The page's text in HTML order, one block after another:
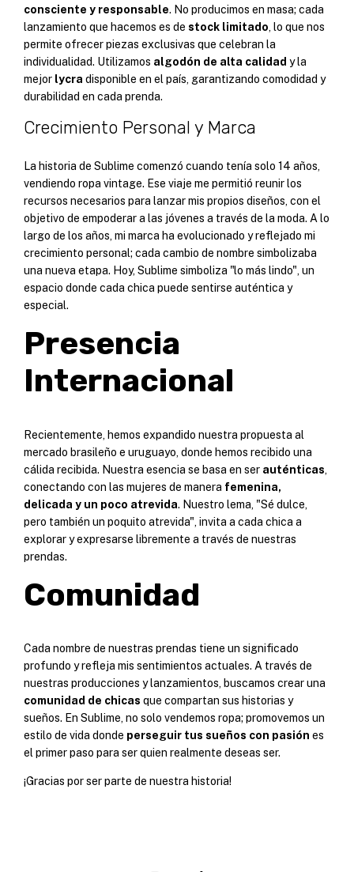
consciente y responsable. No producimos en masa; cada
lanzamiento que hacemos es de stock limitado, lo que nos
permite ofrecer piezas exclusivas que celebran la
individualidad. Utilizamos algodón de alta calidad y la
mejor lycra disponible en el país, garantizando comodidad y
durabilidad en cada prenda.
Crecimiento Personal y Marca
La historia de Sublime comenzó cuando tenía solo 14 años,
vendiendo ropa vintage. Ese viaje me permitió reunir los
recursos necesarios para lanzar mis propios diseños, con el
objetivo de empoderar a las jóvenes a través de la moda. A lo
largo de los años, mi marca ha evolucionado y reflejado mi
crecimiento personal; cada cambio de nombre simbolizaba
una nueva etapa. Hoy, Sublime simboliza "lo más lindo", un
espacio donde cada chica puede sentirse auténtica y
especial.
Presencia
Internacional
Recientemente, hemos expandido nuestra propuesta al
mercado brasileño e uruguayo, donde hemos recibido una
cálida recibida. Nuestra esencia se basa en ser auténticas,
conectando con las mujeres de manera femenina,
delicada y un poco atrevida. Nuestro lema, "Sé dulce,
pero también un poquito atrevida", invita a cada chica a
explorar y expresarse libremente a través de nuestras
prendas.
Comunidad
Cada nombre de nuestras prendas tiene un significado
profundo y refleja mis sentimientos actuales. A través de
nuestras producciones y lanzamientos, buscamos crear una
comunidad de chicas que compartan sus historias y
sueños. En Sublime, no solo vendemos ropa; promovemos un
estilo de vida donde perseguir tus sueños con pasión es
el primer paso para ser quien realmente deseas ser.
¡Gracias por ser parte de nuestra historia!